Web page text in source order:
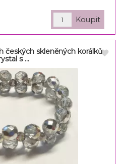
českých skleněných korálků
s ...